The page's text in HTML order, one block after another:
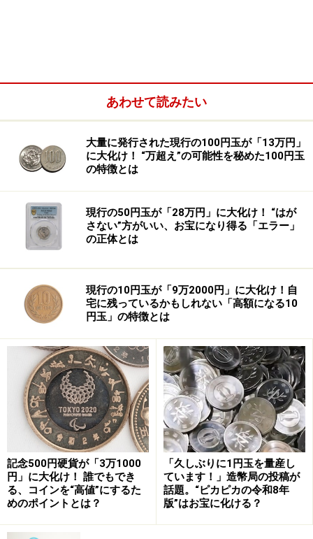
そんな中、搬送先の病院で出会った総合診療医・徳重晃
（松本潤）が、検査入院の結果をもとに一つずつ可能性
を除外し、「線維筋痛症」と診断します。この病気は血
液検査などで異常が出にくく、診断が非常に難しいこと
で知られています。
この一連の描写は、まさに総合診療医の役割を象徴する
シーンです。診療科の枠を超え、患者の訴えを丁寧にす
くい上げ、医療の“ブラックボックス”に光を当ててい
く。その姿勢は、専門特化された現代医療の中で忘れら
れがちな、「人を診る医療」の本質を映し出していま
す。
あわせて読みたい
大量に発行された現行の100円玉が「13万円」
に大化け！ “万超え”の可能性を秘めた100円玉
の特徴とは
現行の50円玉が「28万円」に大化け！ “はが
さない”方がいい、お宝になり得る「エラー」
の正体とは
現行の10円玉が「9万2000円」に大化け！自
宅に残っているかもしれない「高額になる10
円玉」の特徴とは
記念500円硬貨が「3万1000
円」に大化け！ 誰でもでき
る、コインを“高値”にするた
めのポイントとは？
「久しぶりに1円玉を量産し
ています！」造幣局の投稿が
話題。“ピカピカの令和8年
版”はお宝に化ける？